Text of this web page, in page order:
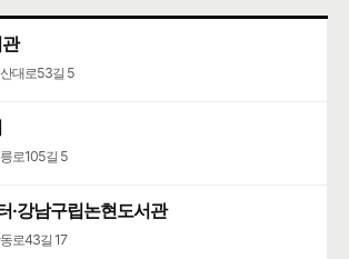
대로53길 5
로105길 5
·강남구립논현도서관
로43길 17